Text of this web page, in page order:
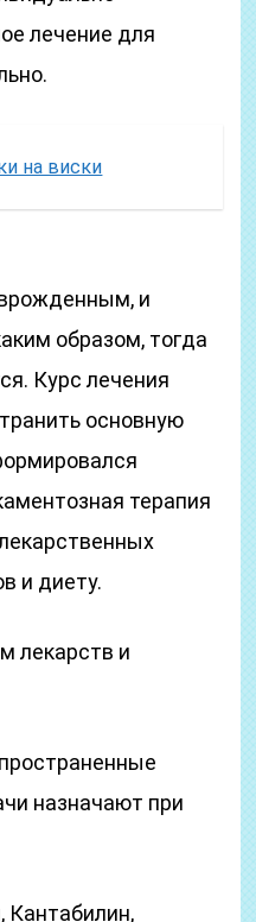
лечение для
на виски
и
образом, тогда
Курс лечения
основную
терапия
и диету.
лекарств и
назначают при
Кантабилин,